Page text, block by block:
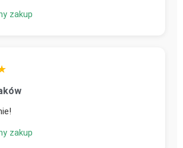
zakup
zakup